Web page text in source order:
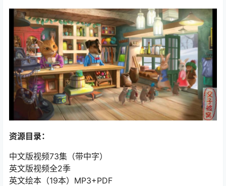
资源目录：
中文版视频73集（带中字）
英文版视频全2季
英文绘本（19本）MP3+PDF